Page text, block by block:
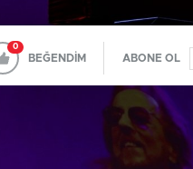
0
BEĞENDİM ABONE OL